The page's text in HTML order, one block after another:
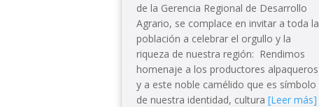
de la Gerencia Regional de Desarrollo
Agrario, se complace en invitar a toda la
población a celebrar el orgullo y la
riqueza de nuestra región: Rendimos
homenaje a los productores alpaqueros
y a este noble camélido que es símbolo
de nuestra identidad, cultura[Leer más]